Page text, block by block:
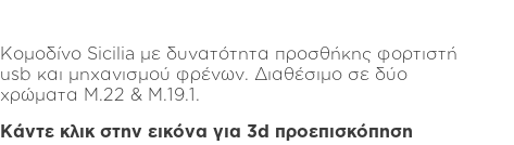
Κομοδίνο Sicilia με δυνατότητα προσθήκης φορτιστή
usb και μηχανισμού φρένων. Διαθέσιμο σε δύο
χρώματα Μ.22 & Μ.19.1.
Κάντε κλικ στην εικόνα για 3d προεπισκόπηση